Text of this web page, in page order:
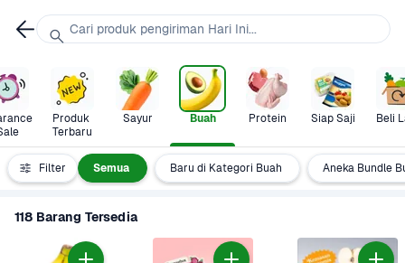
Produk
Terbaru
Sayur Buah Protein Siap Saji Beli
Filter Semua Baru di Kategori Buah Aneka Bundle
118 Barang Tersedia
Cari produk pengiriman Hari Ini...